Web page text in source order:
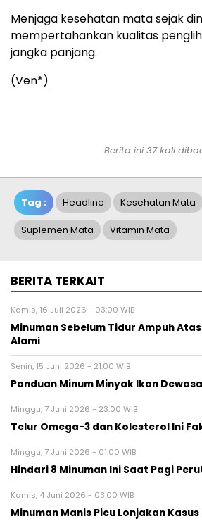
Menjaga kesehatan mata sejak
mempertahankan kualitas
jangka panjang.
(Ven*)
Berita ini 37 kali
Tag : Headline Kesehatan Mata
Suplemen Mata Vitamin Mata
BERITA TERKAIT
Kamis, 16 Juli 2026 - 03:00 WIB
Minuman Sebelum Tidur Ampuh
Alami
Senin, 15 Juni 2026 - 21:00 WIB
Panduan Minum Minyak Ikan
Minggu, 7 Juni 2026 - 23:00 WIB
Telur Omega-3 dan Kolesterol Ini
Minggu, 7 Juni 2026 - 01:00 WIB
Hindari 8 Minuman Ini Saat Pagi
Kamis, 4 Juni 2026 - 03:00 WIB
Minuman Manis Picu Lonjakan